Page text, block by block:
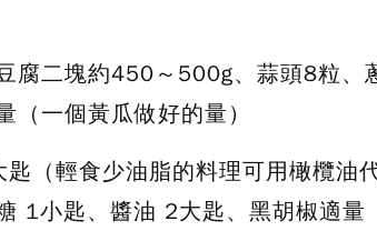
腐二塊約450～500g、蒜頭8粒、
（一個黃瓜做好的量）
匙（輕食少油脂的料理可用橄欖油
1小匙、醬油 2大匙、黑胡椒適量